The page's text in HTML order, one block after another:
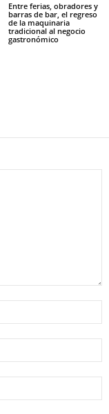
Entre ferias, obradores y
barras de bar, el regreso
de la maquinaria
tradicional al negocio
gastronómico